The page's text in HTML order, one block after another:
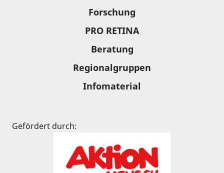
Forschung
PRO RETINA
Beratung
Regionalgruppen
Infomaterial
Gefördert durch: